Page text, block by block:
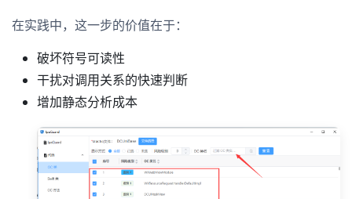
在实践中，这一步的价值在于：
破坏符号可读性
干扰对调用关系的快速判断
增加静态分析成本